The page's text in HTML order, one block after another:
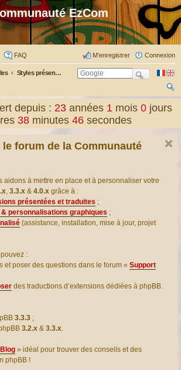
EzCom
FAQ Connexion
M’enregistrer
Styles présentés & traduits
er
depuis : 23 années1 mois0 jours
38 minutes 47 secondes
forum de la Communauté
aidons à mettre en place et à personnaliser votre
, 3.3.x & 4.0.x grâce à :
présentées et traduites ;
personnalisations graphiques ;
(assistance, installation, mise à jour, projet
:
et poser des questions dans le forum « Support
des traductions d’extensions dédiées à phpBB.
3.3.3 ;
3.2.x & 3.3.x.
» idéal pour trouver des conseils et des
phpBB !